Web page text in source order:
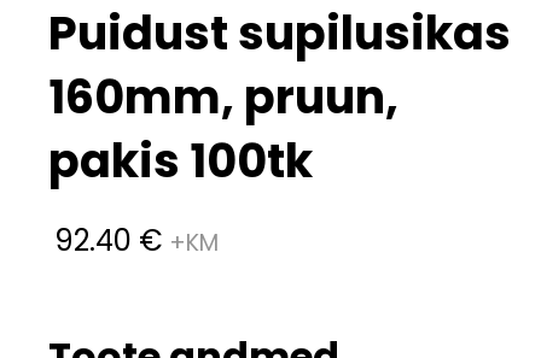
Puidust supilusikas
160mm, pruun,
pakis 100tk
92.40 €